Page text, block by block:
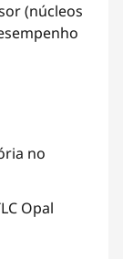
(núcleos
no
Opal